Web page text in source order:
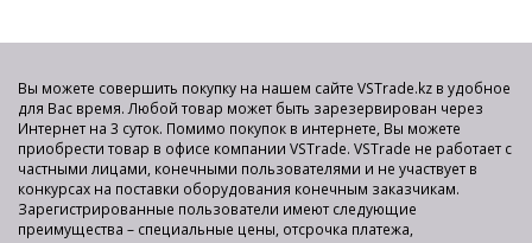
Вы можете совершить покупку на нашем сайте VSTrade.kz в удобное
для Вас время. Любой товар может быть зарезервирован через
Интернет на 3 суток. Помимо покупок в интернете, Вы можете
приобрести товар в офисе компании VSTrade. VSTrade не работает с
частными лицами, конечными пользователями и не участвует в
конкурсах на поставки оборудования конечным заказчикам.
Зарегистрированные пользователи имеют следующие
преимущества – специальные цены, отсрочка платежа,